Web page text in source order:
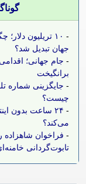
-
۱۰ تریلیون
جهان تبدیل شد؟
- جام جهانی؛
برانگیخت
- جایگزینی شماره
چیست؟
-
۲۴ ساعت بدون
می‌کند؟
- فراخوان شاهزاده
تابوت‌گردانی